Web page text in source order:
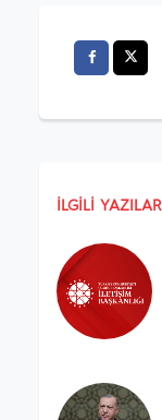
İLGILI YAZILAR